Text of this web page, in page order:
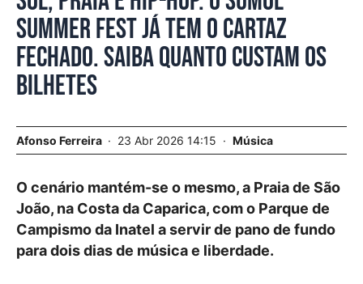
Summer Fest já tem o cartaz
fechado. Saiba quanto custam os
bilhetes
Afonso Ferreira 23 Abr 2026 14:15 Música
O cenário mantém-se o mesmo, a Praia de São
João, na Costa da Caparica, com o Parque de
Campismo da Inatel a servir de pano de fundo
para dois dias de música e liberdade.